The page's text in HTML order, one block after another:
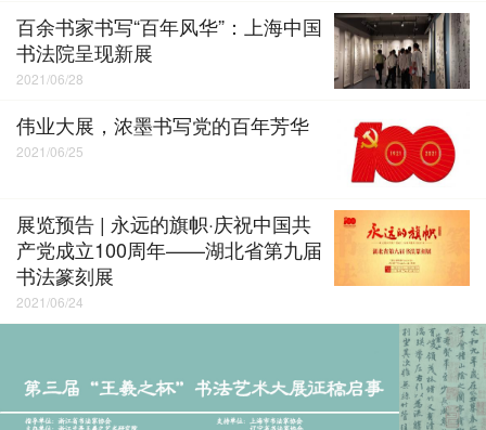
百余书家书写“百年风华”：上海中国
书法院呈现新展
2021/06/28
伟业大展，浓墨书写党的百年芳华
2021/06/25
展览预告 | 永远的旗帜·庆祝中国共
产党成立100周年——湖北省第九届
书法篆刻展
2021/06/24